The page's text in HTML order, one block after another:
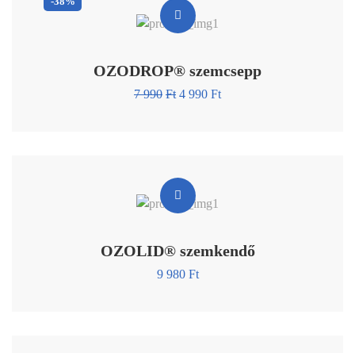
OZODROP® szemcsepp
7 990 Ft 4 990 Ft
OZOLID® szemkendő
9 980 Ft